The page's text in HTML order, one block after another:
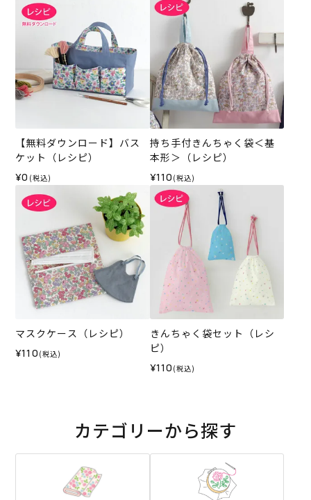
【無料ダウンロード】バス
ケット（レシピ）
¥0 (税込)
持ち手付きんちゃく袋＜基
本形＞（レシピ）
¥110 (税込)
マスクケース（レシピ）
¥110 (税込)
きんちゃく袋セット（レシ
ピ）
¥110 (税込)
カテゴリーから探す